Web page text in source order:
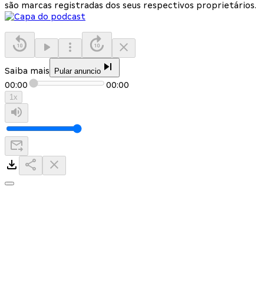
são marcas registradas dos seus respectivos proprietários.
Saiba mais Pular anuncio
00:00 00:00
1x